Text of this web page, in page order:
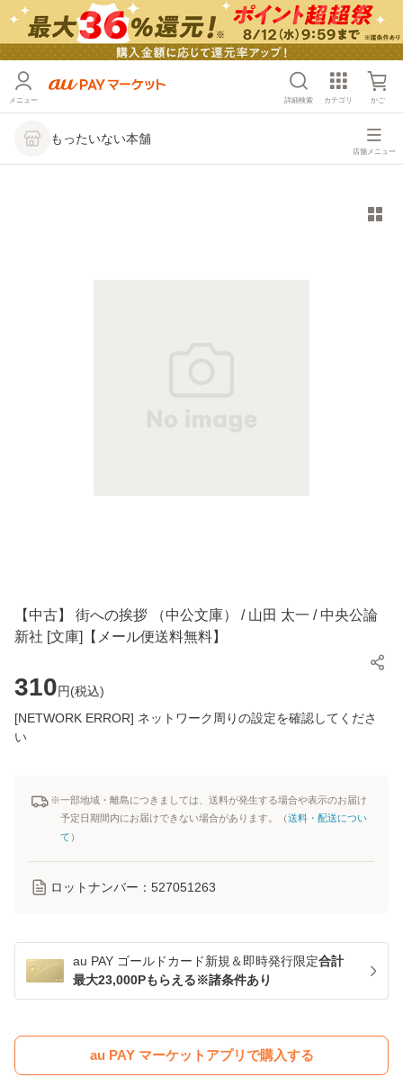
メニュー 詳細検索 カテゴリ かご
もったいない本舗
店舗メニュー
【中古】 街への挨拶 （中公文庫） / 山田 太一 / 中央公論
新社 [文庫]【メール便送料無料】
310円(税込)
[NETWORK ERROR] ネットワーク周りの設定を確認してくださ
い
※一部地域・離島につきましては、送料が発生する場合や表示のお届け
予定日期間内にお届けできない場合があります。（送料・配送につい
て ）
ロットナンバー： 527051263
au PAY ゴールドカード新規＆即時発行限定合計
最大23,000Pもらえる※諸条件あり
au PAY マーケットアプリで購入する